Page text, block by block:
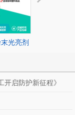
光亮剂
开启防护新征程》